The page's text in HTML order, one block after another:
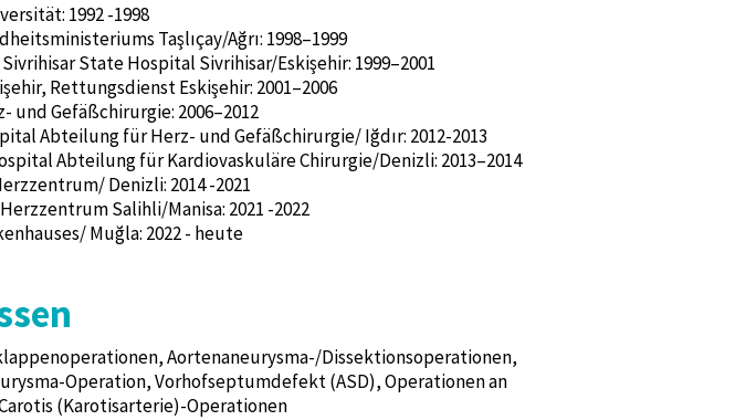
1992 -1998
Taşlıçay/Ağrı: 1998–1999
State Hospital Sivrihisar/Eskişehir: 1999–2001
Rettungsdienst Eskişehir: 2001–2006
Gefäßchirurgie: 2006–2012
Abteilung für Herz- und Gefäßchirurgie/ Iğdır: 2012-2013
Abteilung für Kardiovaskuläre Chirurgie/Denizli: 2013–2014
Denizli: 2014 -2021
Salihli/Manisa: 2021 -2022
Muğla: 2022 - heute
Aortenaneurysma-/Dissektionsoperationen,
Operation, Vorhofseptumdefekt (ASD), Operationen an
(Karotisarterie)-Operationen